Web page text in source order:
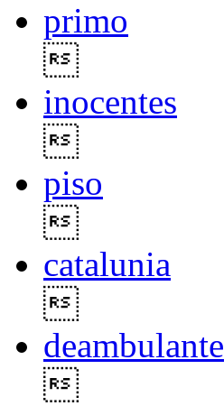
primo
inocentes
piso
catalunia
deambulante